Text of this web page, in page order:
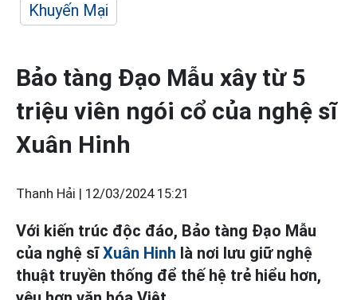
Khuyến Mại
Bảo tàng Đạo Mẫu xây từ 5
triệu viên ngói cổ của nghệ sĩ
Xuân Hinh
Thanh Hải | 12/03/2024 15:21
Với kiến trúc độc đáo, Bảo tàng Đạo Mẫu
của nghệ sĩXuân Hinh là nơi lưu giữ nghệ
thuật truyền thống để thế hệ trẻ hiểu hơn,